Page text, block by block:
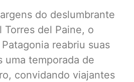
do deslumbrante
Torres del Paine, o
reabriu suas
uma temporada de
convidando viajantes